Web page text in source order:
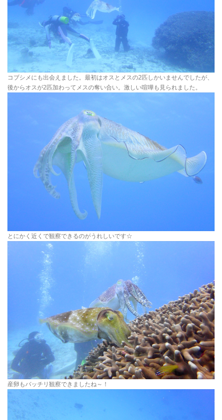
コブシメにも出会えました。最初はオスとメスの2匹しかいませんでしたが、
後からオスが2匹加わってメスの奪い合い。激しい喧嘩も見られました。
とにかく近くで観察できるのがうれしいです☆
産卵もバッチリ観察できましたね～！